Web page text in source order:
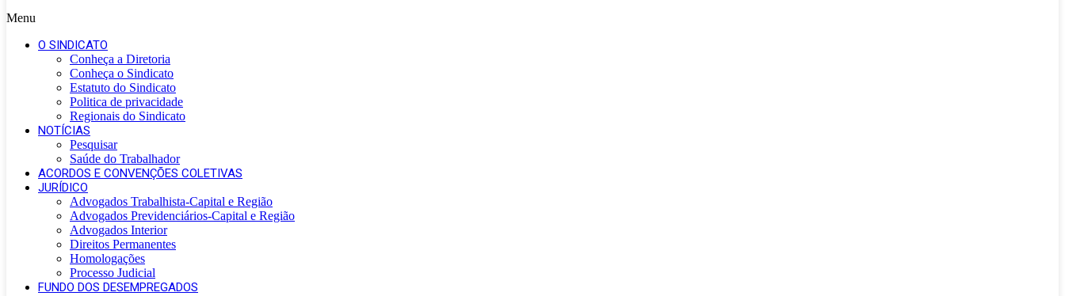
Menu
O SINDICATO
Conheça a Diretoria
Conheça o Sindicato
Estatuto do Sindicato
Politica de privacidade
Regionais do Sindicato
NOTÍCIAS
Pesquisar
Saúde do Trabalhador
ACORDOS E CONVENÇÕES COLETIVAS
JURÍDICO
Advogados Trabalhista-Capital e Região
Advogados Previdenciários-Capital e Região
Advogados Interior
Direitos Permanentes
Homologações
Processo Judicial
FUNDO DOS DESEMPREGADOS